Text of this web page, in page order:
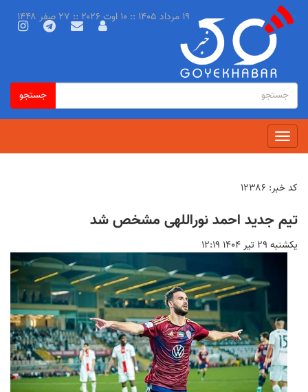
فرم
جستجو
جستجو
جستجو
Toggle
navigation
۱۹ مرداد ۱۴۰۵ :: ۱۰ اوت ۲۰۲۶ :: ۲۷ صفر ۱۴۴۸
کد خبر: ۱۲۳۸۶
تیم جدید احمد نوراللهی مشخص شد
يكشنبه ۲۹ تير ۱۴۰۴ ۱۲:۱۹